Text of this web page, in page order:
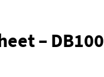
– DB100